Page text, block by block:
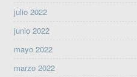
julio 2022
junio 2022
mayo 2022
marzo 2022